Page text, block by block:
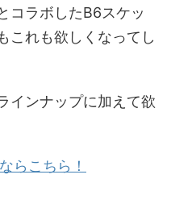
コラボしたB6スケッ
これも欲しくなってし
インナップに加えて欲
らこちら！